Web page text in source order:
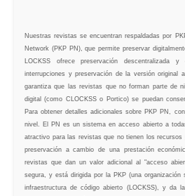
Nuestras revistas se encuentran respaldadas por
Network (PKP PN), que permite preservar
LOCKSS ofrece preservación descentralizada
interrupciones y preservación de la versión original
garantiza que las revistas que no forman parte de
digital (como CLOCKSS o Portico) se puedan
Para obtener detalles adicionales sobre PKP PN,
nivel. El PN es un sistema en acceso abierto a
atractivo para las revistas que no tienen los
preservación a cambio de una prestación
revistas que dan un valor adicional al "acceso
segura, y está dirigida por la PKP (una
infraestructura de código abierto (LOCKSS), y da